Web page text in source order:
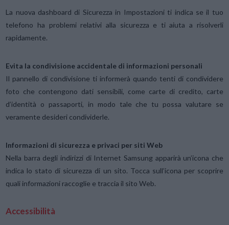
La nuova dashboard di Sicurezza in Impostazioni ti indica se il tuo
telefono ha problemi relativi alla sicurezza e ti aiuta a risolverli
rapidamente.
Evita la condivisione accidentale di informazioni personali
Il pannello di condivisione ti informerà quando tenti di condividere
foto che contengono dati sensibili, come carte di credito, carte
d’identità o passaporti, in modo tale che tu possa valutare se
veramente desideri condividerle.
Informazioni di sicurezza e privaci per siti Web
Nella barra degli indirizzi di Internet Samsung apparirà un’icona che
indica lo stato di sicurezza di un sito. Tocca sull’icona per scoprire
quali informazioni raccoglie e traccia il sito Web.
Accessibilità